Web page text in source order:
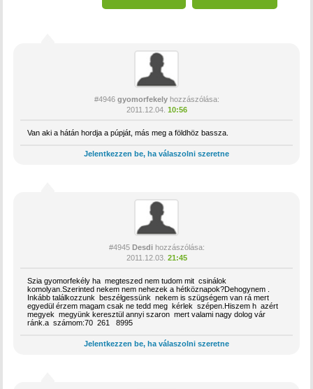
#4946 gyomorfekelyhozzászólása:
2011.12.04. 10:56
Van aki a hátán hordja a púpját, más meg a földhöz bassza.
Jelentkezzen be, ha válaszolni szeretne
#4945 Desdihozzászólása:
2011.12.03. 21:45
Szia gyomorfekély ha megteszed nem tudom mit csinálok
komolyan.Szerinted nekem nem nehezek a hétköznapok?Dehogynem .
Inkább találkozzunk beszélgessünk nekem is szügségem van rá mert
egyedül érzem magam csak ne tedd meg kérlek szépen.Hiszem h azért
megyek megyünk keresztül annyi szaron mert valami nagy dolog vár
ránk.a számom:70 261 8995
Jelentkezzen be, ha válaszolni szeretne